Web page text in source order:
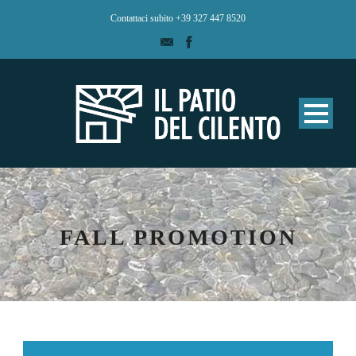
Contattaci subito +39 327 447 8520
FALL PROMOTION